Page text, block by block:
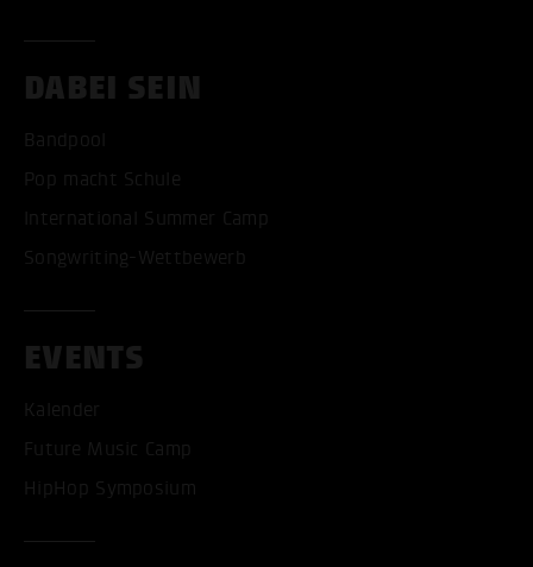
DABEI SEIN
Bandpool
Pop macht Schule
International Summer Camp
Songwriting-Wettbewerb
EVENTS
Kalender
Future Music Camp
HipHop Symposium